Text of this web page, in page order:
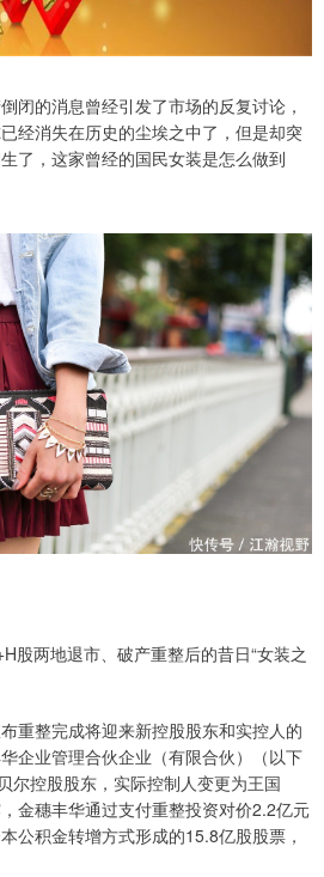
闭的消息曾经引发了市场的反复讨论，
经消失在历史的尘埃之中了，但是却突
了，这家曾经的国民女装是怎么做到
股两地退市、破产重整后的昔日“女装之
重整完成将迎来新控股股东和实控人的
企业管理合伙企业（有限合伙）（以下
尔控股股东，实际控制人变更为王国
金穗丰华通过支付重整投资对价2.2亿元
公积金转增方式形成的15.8亿股股票，